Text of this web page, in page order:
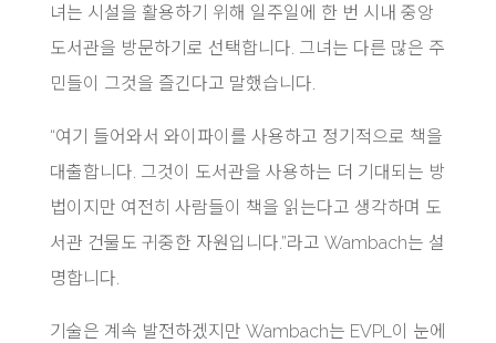
녀는 시설을 활용하기 위해 일주일에 한 번 시내 중앙
도서관을 방문하기로 선택합니다. 그녀는 다른 많은 주
민들이 그것을 즐긴다고 말했습니다.
“여기 들어와서 와이파이를 사용하고 정기적으로 책을
대출합니다. 그것이 도서관을 사용하는 더 기대되는 방
법이지만 여전히 사람들이 책을 읽는다고 생각하며 도
서관 건물도 귀중한 자원입니다.”라고 Wambach는 설
명합니다.
기술은 계속 발전하겠지만 Wambach는 EVPL이 눈에